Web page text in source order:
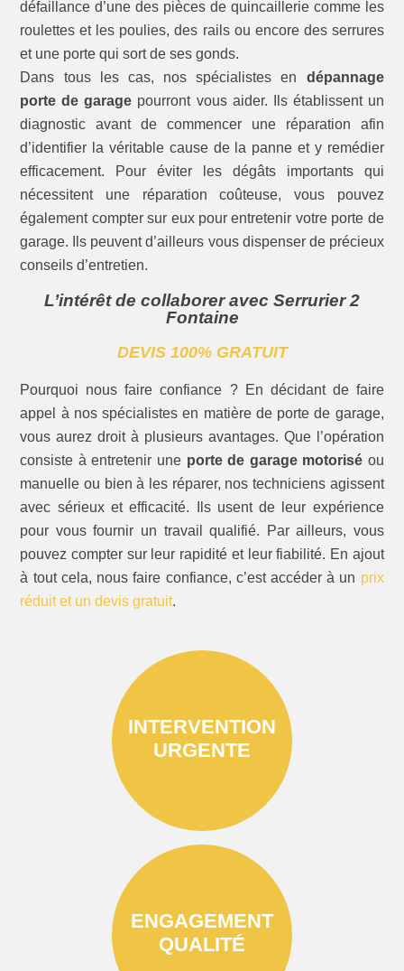
défaillance d’une des pièces de quincaillerie comme les
roulettes et les poulies, des rails ou encore des serrures
et une porte qui sort de ses gonds.
Dans tous les cas, nos spécialistes en dépannage
porte de garage pourront vous aider. Ils établissent un
diagnostic avant de commencer une réparation afin
d’identifier la véritable cause de la panne et y remédier
efficacement. Pour éviter les dégâts importants qui
nécessitent une réparation coûteuse, vous pouvez
également compter sur eux pour entretenir votre porte de
garage. Ils peuvent d’ailleurs vous dispenser de précieux
conseils d’entretien.
L’intérêt de collaborer avec Serrurier 2
Fontaine
DEVIS 100% GRATUIT
Pourquoi nous faire confiance ? En décidant de faire
appel à nos spécialistes en matière de porte de garage,
vous aurez droit à plusieurs avantages. Que l’opération
consiste à entretenir une porte de garage motorisé ou
manuelle ou bien à les réparer, nos techniciens agissent
avec sérieux et efficacité. Ils usent de leur expérience
pour vous fournir un travail qualifié. Par ailleurs, vous
pouvez compter sur leur rapidité et leur fiabilité. En ajout
à tout cela, nous faire confiance, c’est accéder à un prix
réduit et un devis gratuit.
INTERVENTION
URGENTE
ENGAGEMENT
QUALITÉ